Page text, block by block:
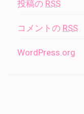
投稿の RSS
コメントの RSS
WordPress.org